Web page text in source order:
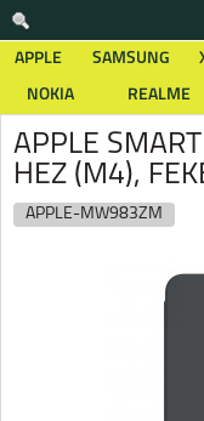
APPLE SAMSUNG
NOKIA
REALME
APPLE
HEZ (M4),
APPLE-MW983ZM